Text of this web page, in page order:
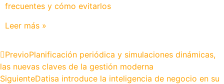
frecuentes y cómo evitarlos
Leer más »
PrevioPlanificación periódica y simulaciones dinámicas,
las nuevas claves de la gestión moderna
SiguienteDatisa introduce la inteligencia de negocio en su